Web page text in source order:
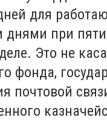
для
при
Это не
фонда,
почтовой